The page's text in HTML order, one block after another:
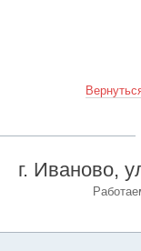
г. Иваново,